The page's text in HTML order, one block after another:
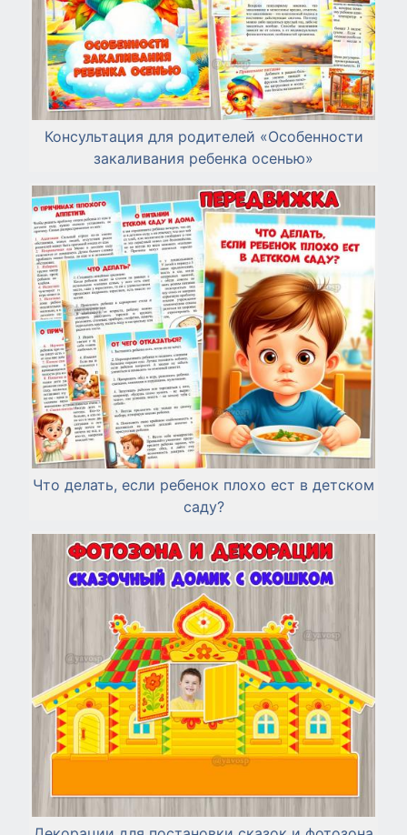
Консультация для родителей «Особенности
закаливания ребенка осенью»
Что делать, если ребенок плохо ест в детском
саду?